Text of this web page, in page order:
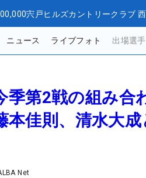
宍戸ヒルズカントリークラブ
ニュース ライブフォト 出場選手
季第2戦の組み
本佳則、清水大成
Net